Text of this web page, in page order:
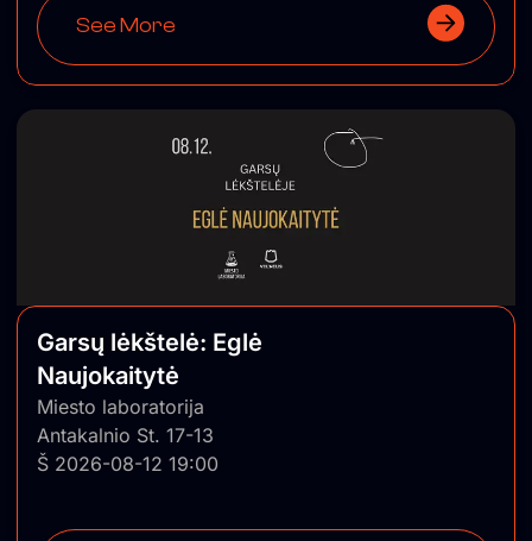
See More
Garsų lėkštelė: Eglė
Naujokaitytė
Miesto laboratorija
Antakalnio St. 17-13
Š 2026-08-12 19:00